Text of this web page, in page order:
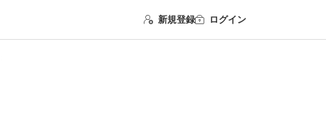
新規登録 ログイン